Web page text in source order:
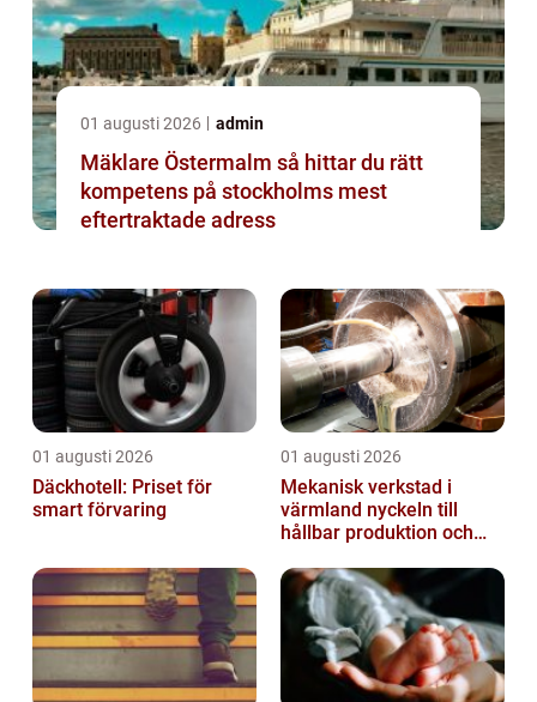
01 augusti 2026 admin
Mäklare Östermalm så hittar du rätt
kompetens på stockholms mest
eftertraktade adress
01 augusti 2026
Däckhotell: Priset för
smart förvaring
01 augusti 2026
Mekanisk verkstad i
värmland nyckeln till
hållbar produktion och